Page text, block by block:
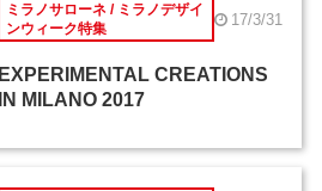
ミラノサローネ / ミラノデザイ
ンウィーク特集
17/3/31
EXPERIMENTAL CREATIONS
IN MILANO 2017